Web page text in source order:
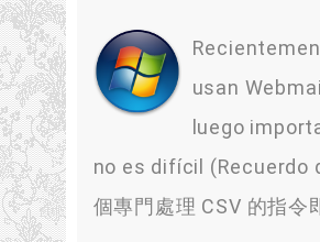
usan
luego
no es difícil (Recuerdo
個專門處理 CSV 的指令